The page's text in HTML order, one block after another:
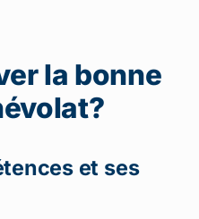
la bonne
et ses